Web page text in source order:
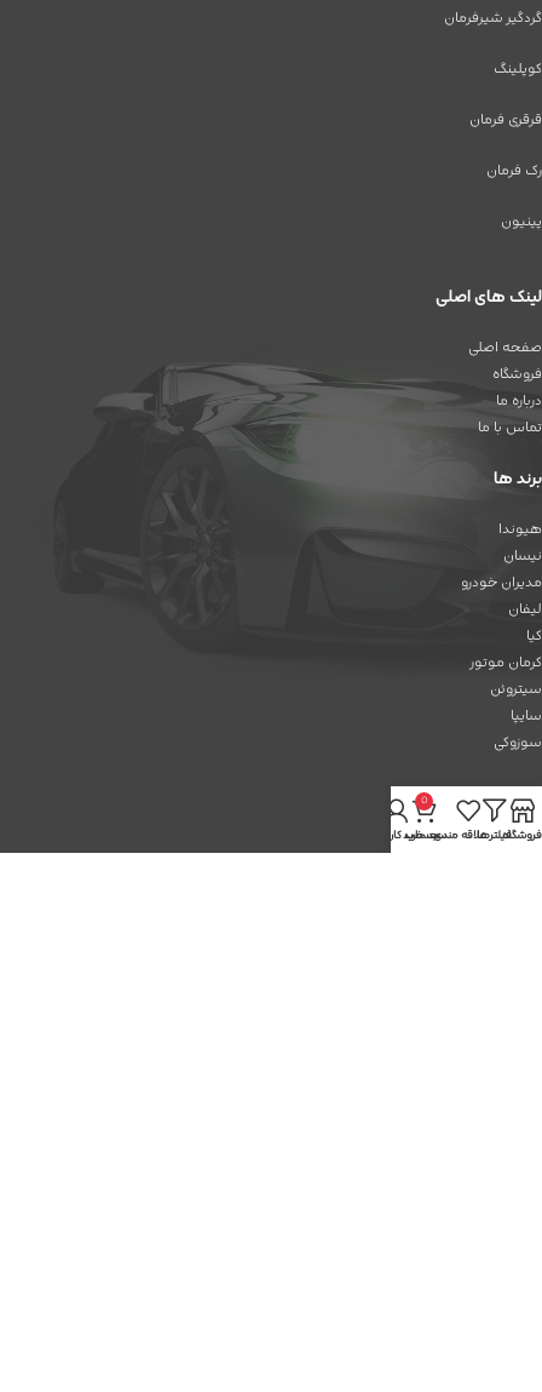
گردگیر شیرفرمان
کوپلینگ
قرقری فرمان
رک فرمان
پینیون
لینک های اصلی
صفحه اصلی
فروشگاه
درباره ما
تماس با ما
برند ها
هیوندا
نیسان
مدیران خودرو
لیفان
کیا
کرمان موتور
سیتروئن
سایپا
سوزوکی
رنو
دوو
چانگان
فروشگاهفیلترهاعلاقه مندی
0
سبد خرید
حساب کاربری من